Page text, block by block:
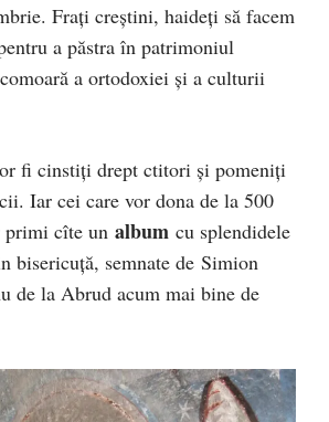
Frați creștini, haideți să facem
a păstra în patrimoniul
a ortodoxiei și a culturii
fi cinstiți drept ctitori și pomeniți
Iar cei care vor dona de la 500
primi cîte un album cu splendidele
bisericuță, semnate de Simion
de la Abrud acum mai bine de